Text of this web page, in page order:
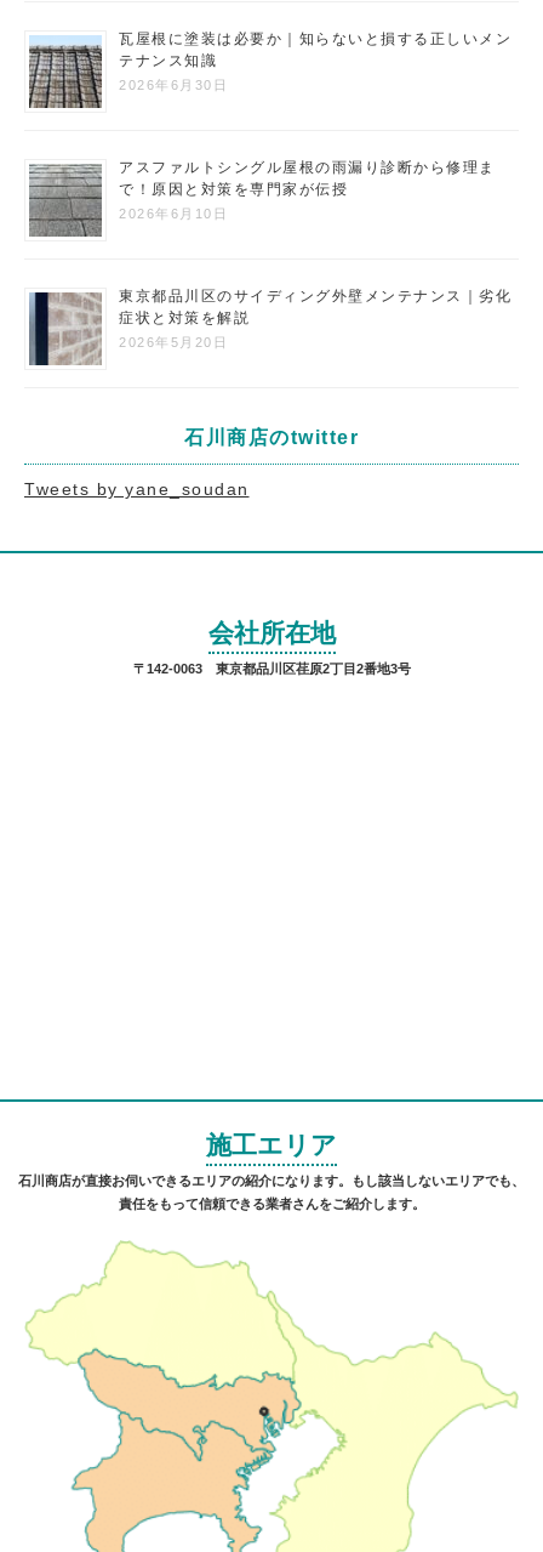
瓦屋根に塗装は必要か｜知らないと損する正しいメン
テナンス知識
2026年6月30日
アスファルトシングル屋根の雨漏り診断から修理ま
で！原因と対策を専門家が伝授
2026年6月10日
東京都品川区のサイディング外壁メンテナンス｜劣化
症状と対策を解説
2026年5月20日
石川商店のtwitter
Tweets by yane_soudan
会社所在地
〒142-0063 東京都品川区荏原2丁目2番地3号
施工エリア
石川商店が直接お伺いできるエリアの紹介になります。もし該当しないエリアでも、
責任をもって信頼できる業者さんをご紹介します。